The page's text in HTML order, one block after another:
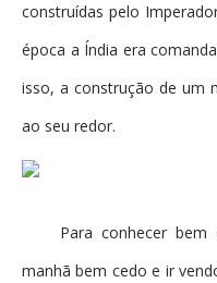
construídas pelo
época a Índia era
isso, a construção de um
ao seu redor.
Para conhecer
manhã bem cedo e ir